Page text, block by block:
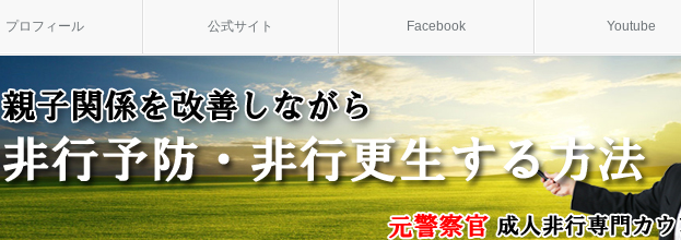
プロフィール 公式サイト Facebook Youtube